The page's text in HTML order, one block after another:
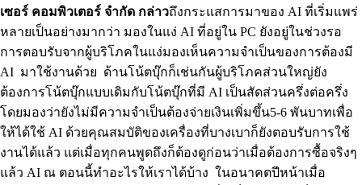
เซอร์ คอมพิวเตอร์ จำกัด กล่าวถึงกระแสการมาของ AI ที่เริ่มแพร่
หลายเป็นอย่างมากว่า มองในแง่ AI ที่อยู่ใน PC ยังอยู่ในช่วงรอ
การตอบรับจากผู้บริโภคในแง่มองเห็นความจำเป็นของการต้องมี
AI มาใช้งานด้วย ด้านโน้ตบุ๊กก็เช่นกันผู้บริโภคส่วนใหญ่ยัง
ต้องการโน้ตบุ๊กแบบเดิมกับโน้ตบุ๊กที่มี AI เป็นสัดส่วนครึ่งต่อครึ่ง
โดยมองว่ายังไม่มีความจำเป็นต้องจ่ายเงินเพิ่มขึ้น5-6 พันบาทเพื่อ
ให้ได้ใช้ AI ด้วยคุณสมบัติของเครื่องที่บางเบาก็ยังตอบรับการใช้
งานได้แล้ว แต่เมื่อทุกคนพูดถึงก็ต้องดูก่อนว่าเมื่อต้องการซื้อจริงๆ
แล้ว AI ณ ตอนนี้ทำอะไรให้เราได้บ้าง ในอนาคตปีหน้าเมื่อ